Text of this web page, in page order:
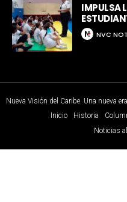
IMPULSA
NVC
Nueva Visión del Caribe. Una nueva
Inicio
Historia
Noticias